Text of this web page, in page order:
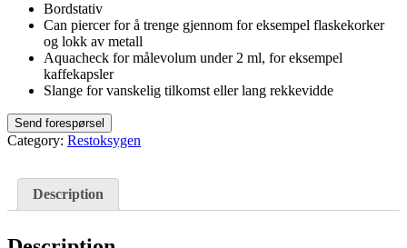
Bordstativ
Can piercer for å trenge gjennom for eksempel flaskekorker
og lokk av metall
Aquacheck for målevolum under 2 ml, for eksempel
kaffekapsler
Slange for vanskelig tilkomst eller lang rekkevidde
Category: Restoksygen
Description